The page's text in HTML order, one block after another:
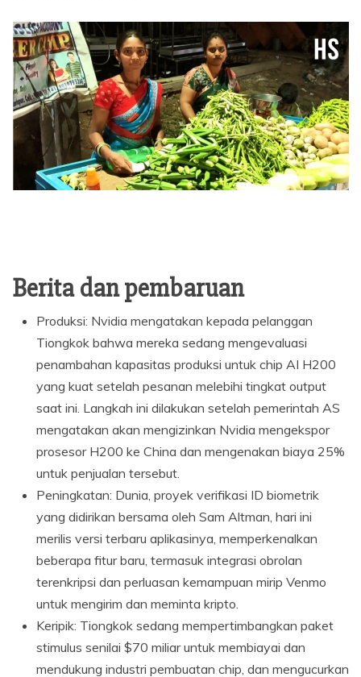
Berita dan pembaruan
Produksi: Nvidia mengatakan kepada pelanggan
Tiongkok bahwa mereka sedang mengevaluasi
penambahan kapasitas produksi untuk chip AI H200
yang kuat setelah pesanan melebihi tingkat output
saat ini. Langkah ini dilakukan setelah pemerintah AS
mengatakan akan mengizinkan Nvidia mengekspor
prosesor H200 ke China dan mengenakan biaya 25%
untuk penjualan tersebut.
Peningkatan: Dunia, proyek verifikasi ID biometrik
yang didirikan bersama oleh Sam Altman, hari ini
merilis versi terbaru aplikasinya, memperkenalkan
beberapa fitur baru, termasuk integrasi obrolan
terenkripsi dan perluasan kemampuan mirip Venmo
untuk mengirim dan meminta kripto.
Keripik: Tiongkok sedang mempertimbangkan paket
stimulus senilai $70 miliar untuk membiayai dan
mendukung industri pembuatan chip, dan mengucurkan